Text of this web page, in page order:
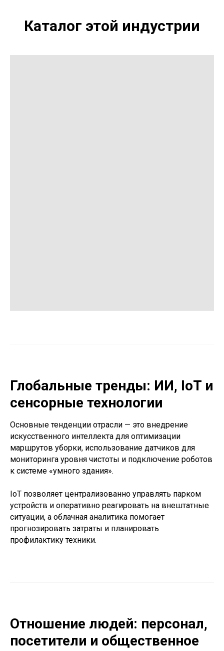
Каталог этой индустрии
Глобальные тренды: ИИ, IoT и
сенсорные технологии
Основные тенденции отрасли — это внедрение
искусственного интеллекта для оптимизации
маршрутов уборки, использование датчиков для
мониторинга уровня чистоты и подключение роботов
к системе «умного здания».
IoT позволяет централизованно управлять парком
устройств и оперативно реагировать на внештатные
ситуации, а облачная аналитика помогает
прогнозировать затраты и планировать
профилактику техники.
Отношение людей: персонал,
посетители и общественное